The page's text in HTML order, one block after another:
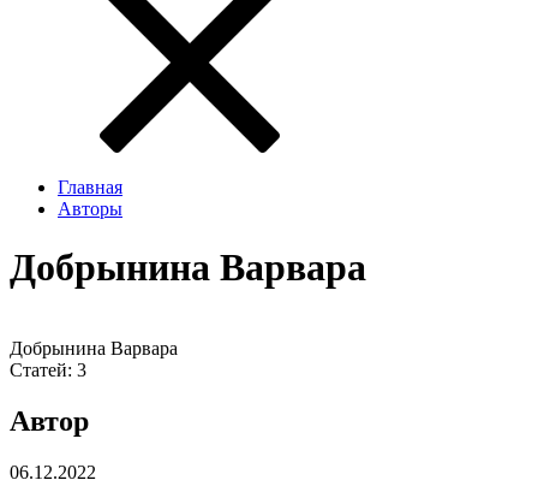
Главная
Авторы
Добрынина Варвара
Добрынина Варвара
Статей: 3
Автор
06.12.2022